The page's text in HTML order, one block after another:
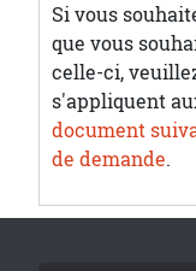
Si vous
que vous
celle-ci,
s'appliquent
document
de demande.